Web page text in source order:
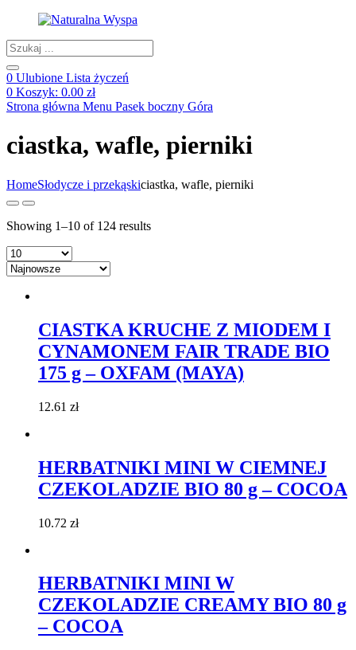
Products
search
0 Ulubione Lista życzeń
0 Koszyk: 0.00 zł
Strona główna Menu Pasek boczny Góra
ciastka, wafle, pierniki
HomeSłodycze i przekąskiciastka, wafle, pierniki
Showing 1–10 of 124 results
CIASTKA KRUCHE Z MIODEM I
CYNAMONEM FAIR TRADE BIO
175 g – OXFAM (MAYA)
12.61 zł
HERBATNIKI MINI W CIEMNEJ
CZEKOLADZIE BIO 80 g – COCOA
10.72 zł
HERBATNIKI MINI W
CZEKOLADZIE CREAMY BIO 80 g
– COCOA